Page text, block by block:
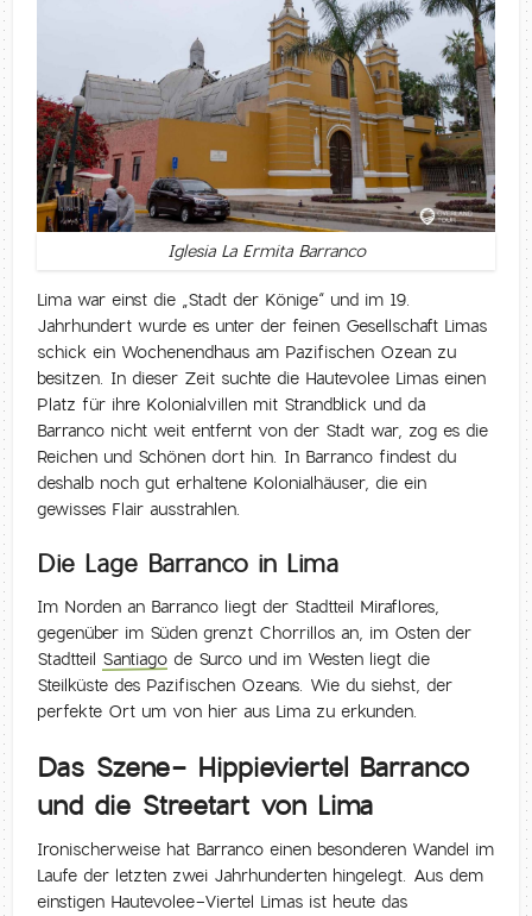
Iglesia La Ermita Barranco
Lima war einst die „Stadt der Könige“ und im 19.
Jahrhundert wurde es unter der feinen Gesellschaft Limas
schick ein Wochenendhaus am Pazifischen Ozean zu
besitzen. In dieser Zeit suchte die Hautevolee Limas einen
Platz für ihre Kolonialvillen mit Strandblick und da
Barranco nicht weit entfernt von der Stadt war, zog es die
Reichen und Schönen dort hin. In Barranco findest du
deshalb noch gut erhaltene Kolonialhäuser, die ein
gewisses Flair ausstrahlen.
Die Lage Barranco in Lima
Im Norden an Barranco liegt der Stadtteil Miraflores,
gegenüber im Süden grenzt Chorrillos an, im Osten der
Stadtteil Santiago de Surco und im Westen liegt die
Steilküste des Pazifischen Ozeans. Wie du siehst, der
perfekte Ort um von hier aus Lima zu erkunden.
Das Szene- Hippieviertel Barranco
und die Streetart von Lima
Ironischerweise hat Barranco einen besonderen Wandel im
Laufe der letzten zwei Jahrhunderten hingelegt. Aus dem
einstigen Hautevolee-Viertel Limas ist heute das